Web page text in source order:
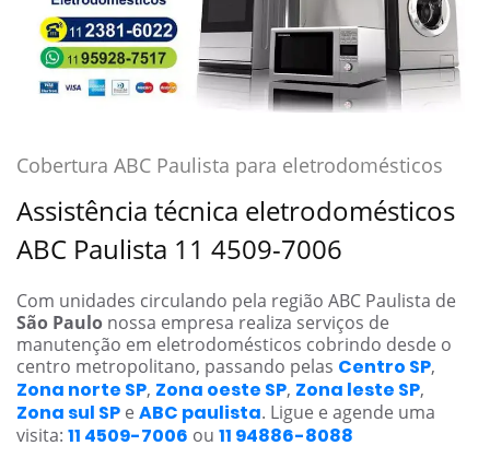
Cobertura ABC Paulista para eletrodomésticos
Assistência técnica eletrodomésticos
ABC Paulista 11 4509-7006
Com unidades circulando pela região ABC Paulista de
São Paulo nossa empresa realiza serviços de
manutenção em eletrodomésticos cobrindo desde o
centro metropolitano, passando pelas Centro SP,
Zona norte SP, Zona oeste SP, Zona leste SP,
Zona sul SP e ABC paulista. Ligue e agende uma
visita: 11 4509-7006 ou 11 94886-8088